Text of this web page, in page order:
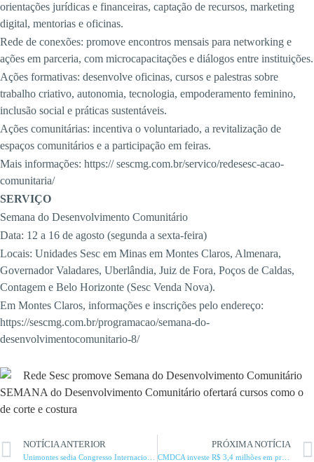
orientações jurídicas e financeiras, captação de recursos, marketing
digital, mentorias e oficinas.
Rede de conexões: promove encontros mensais para networking e
ações em parceria, com microcapacitações e diálogos entre instituições.
Ações formativas: desenvolve oficinas, cursos e palestras sobre
trabalho criativo, autonomia, tecnologia, empoderamento feminino,
inclusão social e práticas sustentáveis.
Ações comunitárias: incentiva o voluntariado, a revitalização de
espaços comunitários e a participação em feiras.
Mais informações: https:// sescmg.com.br/servico/redesesc-acao-
comunitaria/
SERVIÇO
Semana do Desenvolvimento Comunitário
Data: 12 a 16 de agosto (segunda a sexta-feira)
Locais: Unidades Sesc em Minas em Montes Claros, Almenara,
Governador Valadares, Uberlândia, Juiz de Fora, Poços de Caldas,
Contagem e Belo Horizonte (Sesc Venda Nova).
Em Montes Claros, informações e inscrições pelo endereço:
https://sescmg.com.br/programacao/semana-do-
desenvolvimentocomunitario-8/
SEMANA do Desenvolvimento Comunitário ofertará cursos como o
de corte e costura
NOTÍCIA ANTERIOR PRÓXIMA NOTÍCIA
CMDCA investe R$ 3,4 milhões em projetos de proteção de menores